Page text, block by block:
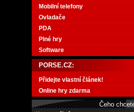
Mobilní telefony
Ovladače
PDA
Plné hry
Software
PORSE.CZ:
Přidejte vlastní článek!
Online hry zdarma
Čeho